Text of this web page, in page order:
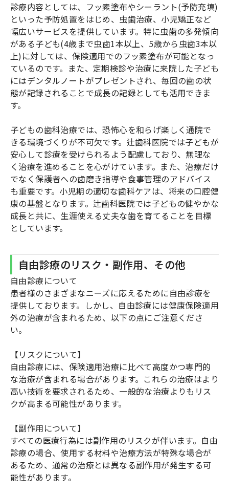
診療内容としては、フッ素塗布やシーラント(予防充填)
といった予防処置をはじめ、虫歯治療、小児矯正など
幅広いサービスを提供しています。特に虫歯の多発傾向
がある子ども(4歳まで虫歯1本以上、5歳から虫歯3本以
上)に対しては、保険適用でのフッ素塗布が可能となっ
ているのです。また、定期検診や治療に来院した子ども
にはデンタルノートがプレゼントされ、毎回の歯の状
態が記録されることで成長の記録としても活用できま
す。
子どもの歯科治療では、恐怖心を和らげ楽しく通院で
きる環境づくりが不可欠です。辻歯科医院では子どもが
安心して診療を受けられるよう配慮しており、無理な
く治療を進めることを心がけています。また、治療だけ
でなく保護者への歯磨き指導や食事管理のアドバイス
も重要です。小児期の適切な歯科ケアは、将来の口腔健
康の基盤となります。辻歯科医院では子どもの健やかな
成長と共に、生涯使える丈夫な歯を育てることを目標
としています。
自由診療のリスク・副作用、その他
自由診療について
患者様のさまざまなニーズに応えるために自由診療を
提供しております。しかし、自由診療には健康保険適用
外の治療が含まれるため、以下の点にご注意くださ
い。
【リスクについて】
自由診療には、保険適用治療に比べて高度かつ専門的
な治療が含まれる場合があります。これらの治療はより
高い技術を要求されるため、一般的な治療よりもリス
クが高まる可能性があります。
【副作用について】
すべての医療行為には副作用のリスクが伴います。自由
診療の場合、使用する材料や治療方法が特殊な場合が
あるため、通常の治療とは異なる副作用が発生する可
能性があります。